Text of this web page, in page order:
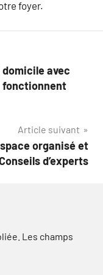
foyer.
avec
fonctionnent
Article suivant
organisé et
d’experts
Les champs